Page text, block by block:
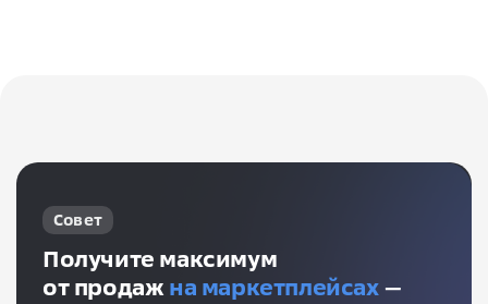
Совет
Получите максимум
от продаж на маркетплейсах—